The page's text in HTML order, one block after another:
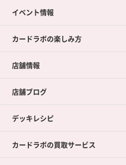
イベント情報
カードラボの楽しみ方
店舗情報
店舗ブログ
デッキレシピ
カードラボの買取サービス